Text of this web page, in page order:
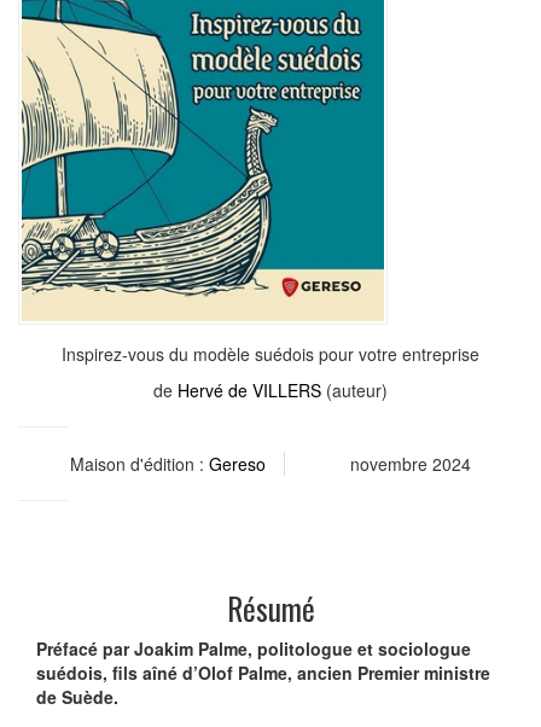
Inspirez-vous du modèle suédois pour votre entreprise
de Hervé de VILLERS (auteur)
Maison d'édition : Gereso novembre 2024
Résumé
Préfacé par Joakim Palme, politologue et sociologue
suédois, fils aîné d’Olof Palme, ancien Premier ministre
de Suède.